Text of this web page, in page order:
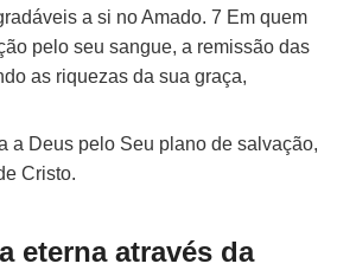
a si no Amado. 7 Em quem
pelo seu sangue, a remissão das
as riquezas da sua graça,
a Deus pelo Seu plano de salvação,
Cristo.
eterna através da